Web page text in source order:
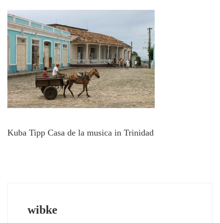
Kuba Tipp Casa de la musica in Trinidad
wibke